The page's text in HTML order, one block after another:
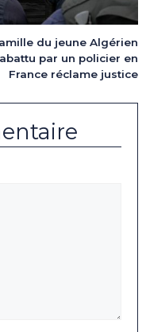
du jeune Algérien
abattu par un policier en
France réclame justice